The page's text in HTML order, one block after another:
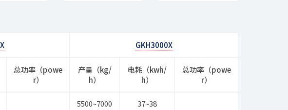
GKH3000X
总功率（powe
r）
产量（kg/
h）
电耗（kwh/
h）
总功率（powe
r）
5500~7000 37~38